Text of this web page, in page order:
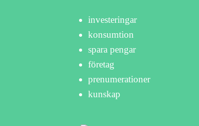
investeringar
konsumtion
spara pengar
företag
prenumerationer
kunskap